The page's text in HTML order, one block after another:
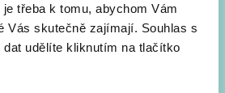
třeba k tomu, abychom Vám
Vás skutečně zajímají. Souhlas s
udělíte kliknutím na tlačítko